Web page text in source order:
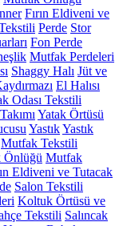
Fırın Eldiveni ve
Perde Stor
Fon Perde
Mutfak Perdeleri
Shaggy Halı Jüt ve
El Halısı
Odası Tekstili
Yatak Örtüsü
YastıkYastık
Mutfak Tekstili
Önlüğü Mutfak
Eldiveni ve Tutacak
Salon Tekstili
Koltuk Örtüsü ve
Tekstili Salıncak